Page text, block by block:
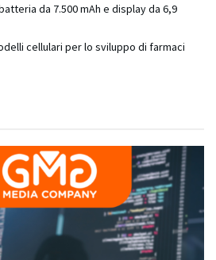
da 7.500 mAh e display da 6,9
cellulari per lo sviluppo di farmaci